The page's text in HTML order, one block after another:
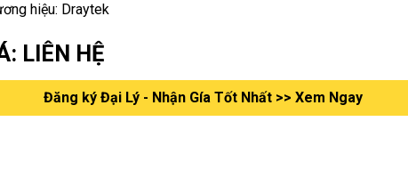
hiệu: Draytek
LIÊN HỆ
Đăng ký Đại Lý - Nhận Gía Tốt Nhất >> Xem Ngay